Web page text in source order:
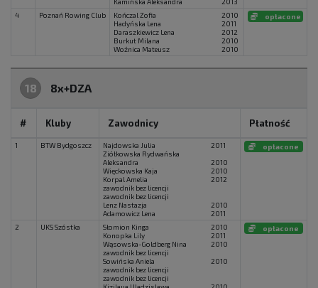
4 Poznań Rowing Club Kończal Zofia
2010
Hadyńska Lena
2011
Daraszkiewicz Lena
2012
Burkut Milana
2010
Woźnica Mateusz
2010
opłacone
18 8x+DZA
# Kluby Zawodnicy Płatność
1 BTW Bydgoszcz Najdowska Julia
2011
Ziółkowska Rydwańska
Aleksandra
2010
Więckowska Kaja
2010
Korpal Amelia
2012
zawodnik bez licencji
zawodnik bez licencji
Lenz Nastazja
2010
Adamowicz Lena
2011
opłacone
2 UKS Szóstka Słomion Kinga
2010
Konopka Lily
2011
Wąsowska-Goldberg Nina
2010
zawodnik bez licencji
Sowińska Aniela
2010
zawodnik bez licencji
zawodnik bez licencji
opłacone